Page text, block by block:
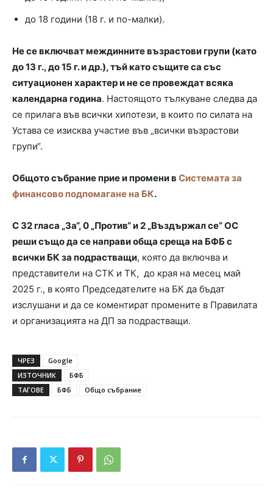
до 18 години (18 г. и по-малки).
Не се включват междинните възрастови групи (като
до 13 г., до 15 г. и др.), тъй като същите са със
ситуационен характер и не се провеждат всяка
календарна година. Настоящото тълкуване следва да
се прилага във всички хипотези, в които по силата на
Устава се изисква участие във „всички възрастови
групи“.
Общото събрание прие и промени в Системата за
финансово подпомагане на БК.
С 32 гласа „За“, 0 „Против“ и 2 „Въздържал се“ ОС
реши също да се направи обща среща на БФБ с
всички БК за подрастващи, която да включва и
представители на СТК и ТК, до края на месец май
2025 г., в която Председателите на БК да бъдат
изслушани и да се коментират промените в Правилата
и организацията на ДП за подрастващи.
ЧРЕЗ
Google
ИЗТОЧНИК
БФБ
ТАГОВЕ
БФБ Общо събрание